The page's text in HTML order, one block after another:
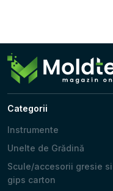
Categorii
Instrumente
Unelte de Grădină
Scule/accesorii gresie si
gips carton